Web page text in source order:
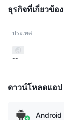
ธุรกิจที่เกี่ยวข้อง
ประเทศ
--
ดาวน์โหลดแอป
Android